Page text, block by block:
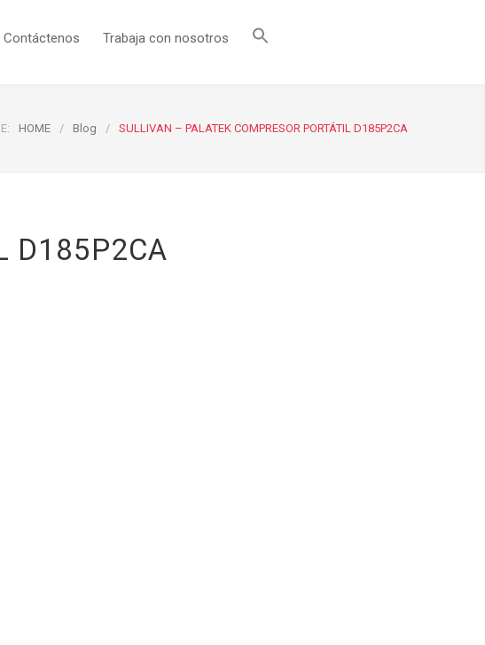
Contáctenos Trabaja con nosotros
HOME / Blog / SULLIVAN – PALATEK COMPRESOR PORTÁTIL D185P2CA
D185P2CA